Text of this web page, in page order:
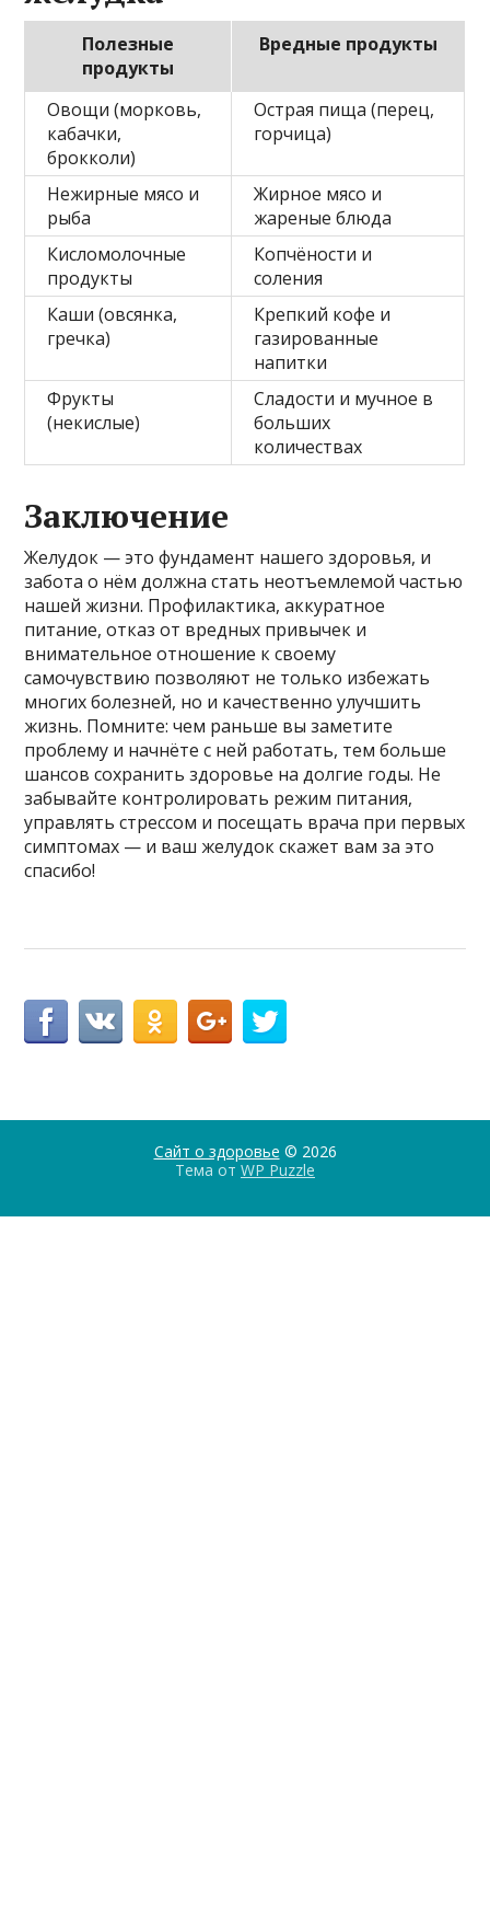
Полезные
продукты
Вредные продукты
Овощи (морковь,
кабачки,
брокколи)
Острая пища (перец,
горчица)
Нежирные мясо и
рыба
Жирное мясо и
жареные блюда
Кисломолочные
продукты
Копчёности и
соления
Каши (овсянка,
гречка)
Крепкий кофе и
газированные
напитки
Фрукты
(некислые)
Сладости и мучное в
больших
количествах
Заключение
Желудок — это фундамент нашего здоровья, и
забота о нём должна стать неотъемлемой частью
нашей жизни. Профилактика, аккуратное
питание, отказ от вредных привычек и
внимательное отношение к своему
самочувствию позволяют не только избежать
многих болезней, но и качественно улучшить
жизнь. Помните: чем раньше вы заметите
проблему и начнёте с ней работать, тем больше
шансов сохранить здоровье на долгие годы. Не
забывайте контролировать режим питания,
управлять стрессом и посещать врача при первых
симптомах — и ваш желудок скажет вам за это
спасибо!
Сайт о здоровье © 2026
Тема от WP Puzzle